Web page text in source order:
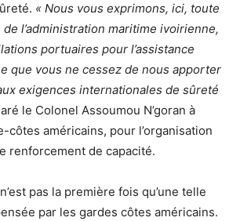
« Nous vous exprimons, ici, toute
l’administration maritime ivoirienne,
portuaires pour l’assistance
que vous ne cessez de nous apporter
exigences internationales de sûreté
le Colonel Assoumou N’goran à
côtes américains, pour l’organisation
renforcement de capacité.
pas la première fois qu’une telle
par les gardes côtes américains.